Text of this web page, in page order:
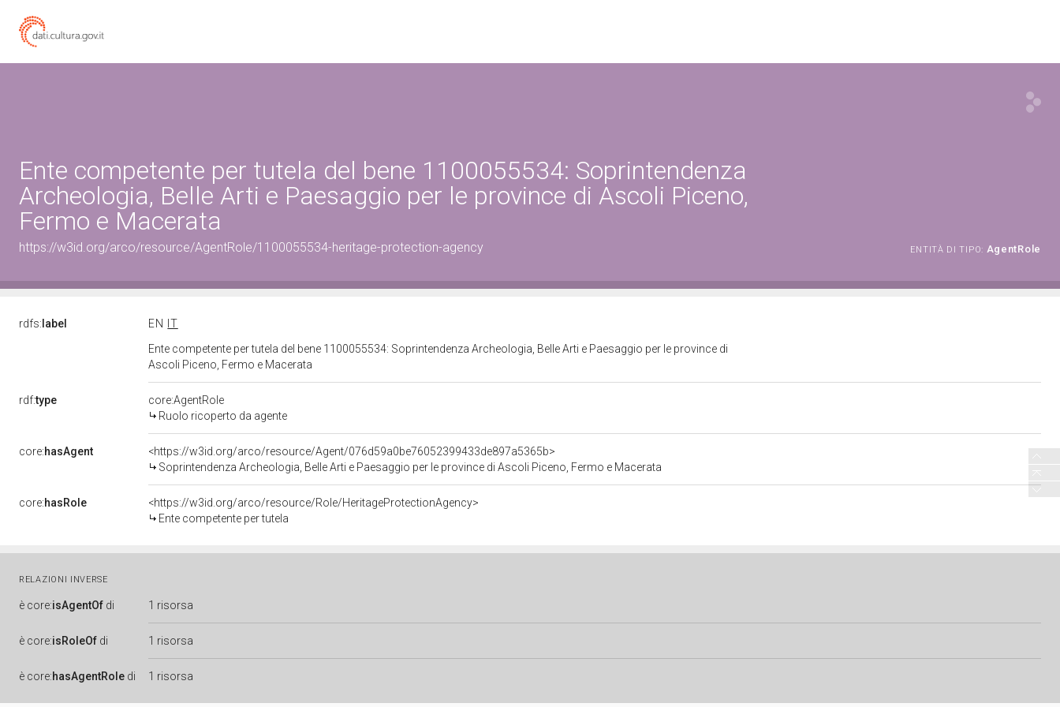
Ente competente per tutela del bene 1100055534: Soprintendenza
Archeologia, Belle Arti e Paesaggio per le province di Ascoli Piceno,
Fermo e Macerata
https://w3id.org/arco/resource/AgentRole/1100055534-heritage-protection-agency ENTITÀ DI TIPO: AgentRole
rdfs: label EN
IT
Ente competente per tutela del bene 1100055534: Soprintendenza Archeologia, Belle Arti e Paesaggio per le province di
Ascoli Piceno, Fermo e Macerata
rdf:type
core:AgentRole
Ruolo ricoperto da agente
core:hasAgent
<https://w3id.org/arco/resource/Agent/076d59a0be76052399433de897a5365b>
Soprintendenza Archeologia, Belle Arti e Paesaggio per le province di Ascoli Piceno, Fermo e Macerata
core:hasRole
<https://w3id.org/arco/resource/Role/HeritageProtectionAgency>
Ente competente per tutela
RELAZIONI INVERSE
è core:isAgentOf di 1 risorsa
è core:isRoleOf di 1 risorsa
è core:hasAgentRole di 1 risorsa